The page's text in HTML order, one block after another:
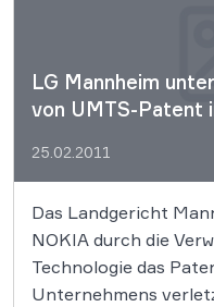
LG Mannheim
von UMTS-Patent
25.02.2011
Das Landgericht
NOKIA durch die
Technologie das
Unternehmens